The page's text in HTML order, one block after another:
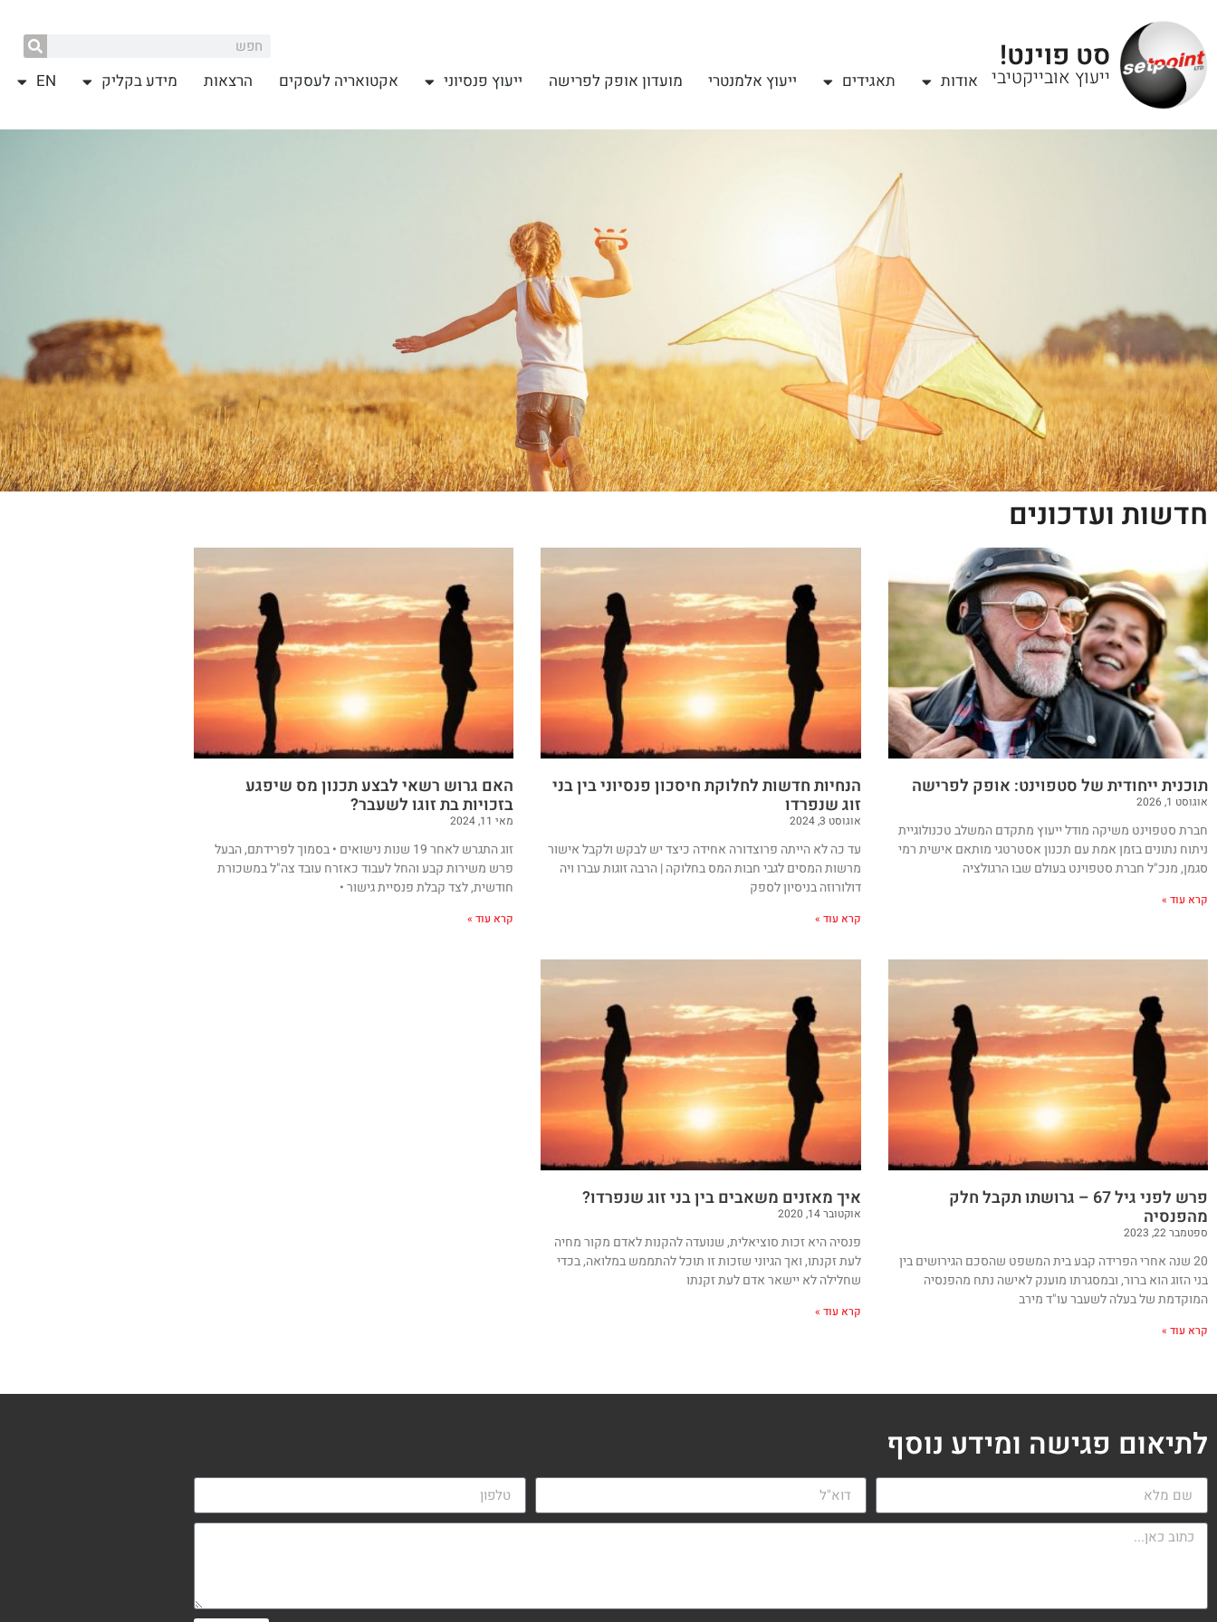
סט פוינט!
ייעוץ אובייקטיבי אודות תאגידים ייעוץ אלמנטרי מועדון אופק לפרישה ייעוץ פנסיוני אקטואריה לעסקים הרצאות מידע בקליק EN
חדשות ועדכונים
תוכנית ייחודית של סטפוינט: אופק לפרישה
אוגוסט 1, 2026
חברת סטפוינט משיקה מודל ייעוץ מתקדם המשלב טכנולוגיית
ניתוח נתונים בזמן אמת עם תכנון אסטרטגי מותאם אישית רמי
סגמן, מנכ"ל חברת סטפוינט בעולם שבו הרגולציה
קרא עוד »
הנחיות חדשות לחלוקת חיסכון פנסיוני בין בני
זוג שנפרדו
אוגוסט 3, 2024
עד כה לא הייתה פרוצדורה אחידה כיצד יש לבקש ולקבל אישור
מרשות המסים לגבי חבות המס בחלוקה | הרבה זוגות עברו ויה
דולורוזה בניסיון לספק
קרא עוד »
האם גרוש רשאי לבצע תכנון מס שיפגע
בזכויות בת זוגו לשעבר?
מאי 11, 2024
זוג התגרש לאחר 19 שנות נישואים • בסמוך לפרידתם, הבעל
פרש משירות קבע והחל לעבוד כאזרח עובד צה"ל במשכורת
חודשית, לצד קבלת פנסיית גישור •
קרא עוד »
פרש לפני גיל 67 – גרושתו תקבל חלק
מהפנסיה
ספטמבר 22, 2023
20 שנה אחרי הפרידה קבע בית המשפט שהסכם הגירושים בין
בני הזוג הוא ברור, ובמסגרתו מוענק לאישה נתח מהפנסיה
המוקדמת של בעלה לשעבר עו"ד מירב
קרא עוד »
איך מאזנים משאבים בין בני זוג שנפרדו?
אוקטובר 14, 2020
פנסיה היא זכות סוציאלית, שנועדה להקנות לאדם מקור מחיה
לעת זקנתו, ואך הגיוני שזכות זו תוכל להתממש במלואה, בכדי
שחלילה לא יישאר אדם לעת זקנתו
קרא עוד »
לתיאום פגישה ומידע נוסף